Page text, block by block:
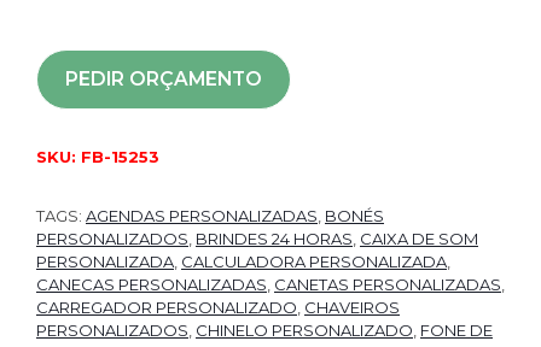
PEDIR ORÇAMENTO
SKU: FB-15253
TAGS: AGENDAS PERSONALIZADAS BONÉS
PERSONALIZADOS BRINDES 24 HORAS CAIXA DE SOM
PERSONALIZADA CALCULADORA PERSONALIZADA
CANECAS PERSONALIZADAS CANETAS PERSONALIZADAS
CARREGADOR PERSONALIZADO CHAVEIROS
PERSONALIZADOS CHINELO PERSONALIZADO FONE DE